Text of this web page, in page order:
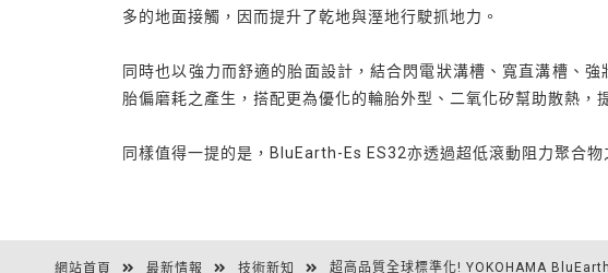
多的地面接觸，因而提升了乾地與溼地行駛抓地力。
同時也以強力而舒適的胎面設計，結合閃電狀溝槽、寬直溝槽、
胎偏磨耗之產生，搭配更為優化的輪胎外型、二氧化矽幫助散熱，
同樣值得一提的是，BluEarth-Es ES32亦透過超低滾動阻力聚合
網站首頁 最新情報 技術新知 超高品質全球標準化! YOKOHAMA